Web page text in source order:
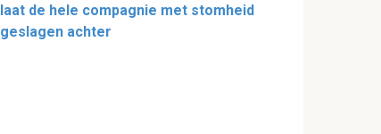
laat de hele compagnie met stomheid
geslagen achter